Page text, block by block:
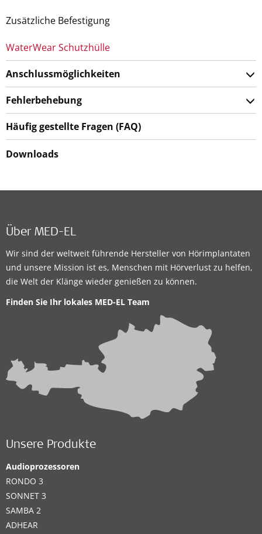
Zusätzliche Befestigung
WaterWear Schutzhülle
Anschlussmöglichkeiten
Fehlerbehebung
Häufig gestellte Fragen (FAQ)
Downloads
Über MED-EL
Wir sind der weltweit führende Hersteller von Hörimplantaten
und unsere Mission ist es, Menschen mit Hörverlust zu helfen,
die Welt der Klänge wieder genießen zu können.
Finden Sie Ihr lokales MED-EL Team
Unsere Produkte
Audioprozessoren
RONDO 3
SONNET 3
SAMBA 2
ADHEAR